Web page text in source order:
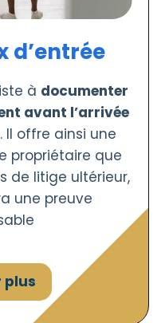
d’entrée
à documenter
avant l’arrivée
. Il offre ainsi une
propriétaire que
de litige ultérieur,
une preuve
plus